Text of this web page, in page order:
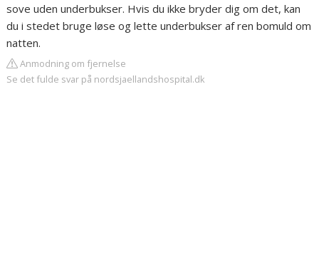
sove uden underbukser. Hvis du ikke bryder dig om det, kan
du i stedet bruge løse og lette underbukser af ren bomuld om
natten.
Anmodning om fjernelse
Se det fulde svar på nordsjaellandshospital.dk